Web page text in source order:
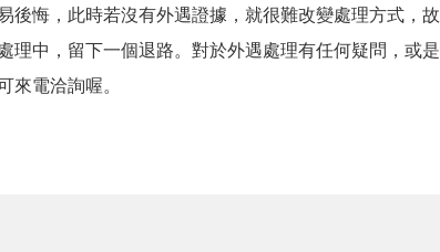
後悔，此時若沒有外遇證據，就很難改變處理方式，
理中，留下一個退路。對於外遇處理有任何疑問，或
來電洽詢喔。